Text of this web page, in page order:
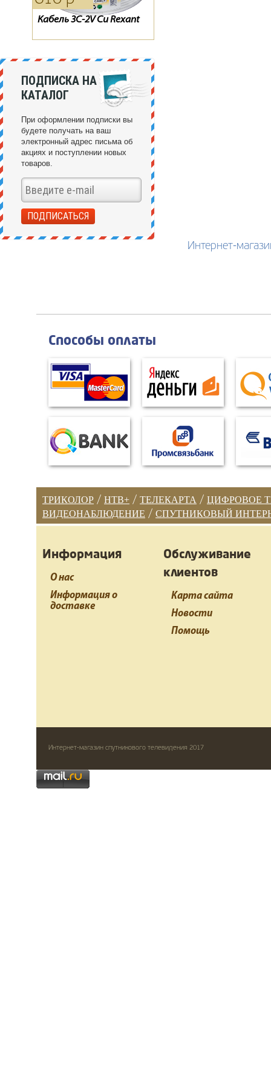
Кабель 3С-2V Cu Rexant
Пульт GS 8300 8300N
Модуль CI+ CAM Viaccess
ПОДПИСКА НА
КАТАЛОГ
При оформлении подписки вы
будете получать на ваш
электронный адрес письма об
акциях и поступлении новых
товаров.
Интернет-
Способы оплаты
ТРИКОЛОР / НТВ+ / ТЕЛЕКАРТА / ЦИФРОВОЕ
ВИДЕОНАБЛЮДЕНИЕ / СПУТНИКОВЫЙ
Информация
О нас
Информация о
доставке
Обслуживание
клиентов
Карта сайта
Новости
Помощь
Интернет-магазин спутникового телевидения 2017